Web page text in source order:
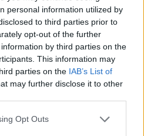
personal information utilized by
to third parties prior to
opt-out of the further
by third parties on the
This information may
parties on the IAB’s List of
may further disclose it to other
Opt Outs
év közben Dr.
szociológus. A
lapunknak, hogy nem
a gödörből,
infláció és a magas
fogyasztás és a
visszaesett, noha éppen